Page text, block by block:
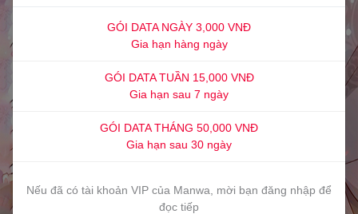
GÓI DATA NGÀY 3,000 VNĐ
Gia hạn hàng ngày
GÓI DATA TUẦN 15,000 VNĐ
Gia hạn sau 7 ngày
GÓI DATA THÁNG 50,000 VNĐ
Gia hạn sau 30 ngày
Nếu đã có tài khoản VIP của Manwa, mời bạn đăng nhập để
đọc tiếp